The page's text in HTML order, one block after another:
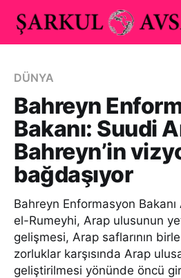
DÜNYA
Bahreyn
Bakanı: Suudi
Bahreyn’in
bağdaşıyor
Bahreyn Enformasyon
el-Rumeyhi, Arap ulusunun
gelişmesi, Arap saflarının
zorluklar karşısında Arap
geliştirilmesi yönünde öncü